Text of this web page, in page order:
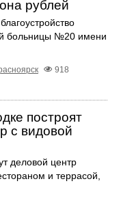
рублей
больницы №20 имени
918
построят
с видовой
деловой центр
и террасой,